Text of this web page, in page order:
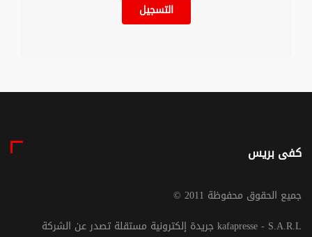
التسجيل
كفى بريس
© جميع الحقوق محفوظة 2011
جريدة إلكترونية مستقلة تصدر عن الشركة kafapresse - S.A.R.L